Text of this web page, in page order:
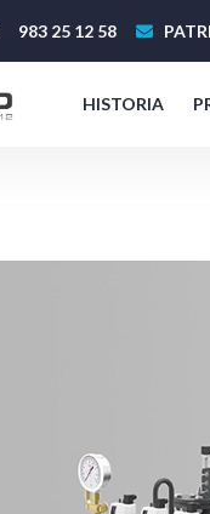
983 25 12 58
HISTORIA